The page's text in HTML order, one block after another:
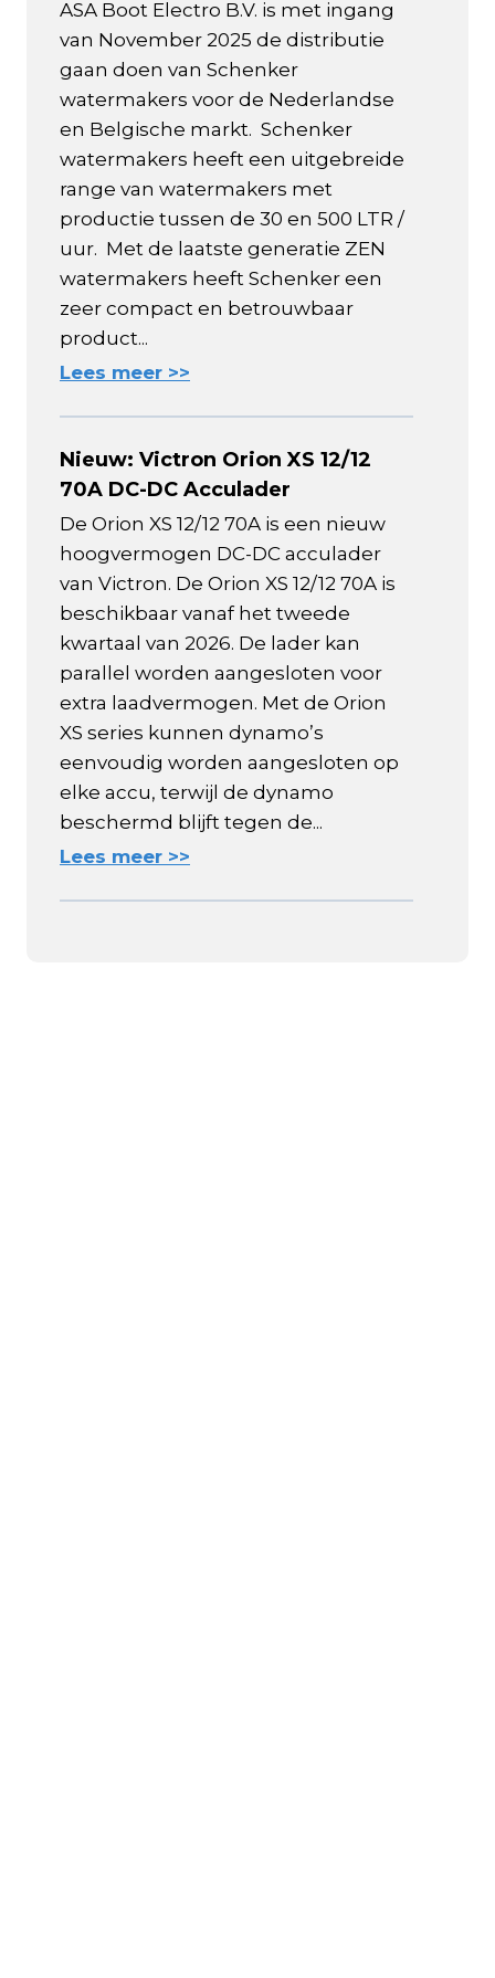
ASA Boot Electro B.V. is met ingang
van November 2025 de distributie
gaan doen van Schenker
watermakers voor de Nederlandse
en Belgische markt. Schenker
watermakers heeft een uitgebreide
range van watermakers met
productie tussen de 30 en 500 LTR /
uur. Met de laatste generatie ZEN
watermakers heeft Schenker een
zeer compact en betrouwbaar
product...
Lees meer >>
Nieuw: Victron Orion XS 12/12
70A DC-DC Acculader
De Orion XS 12/12 70A is een nieuw
hoogvermogen DC-DC acculader
van Victron. De Orion XS 12/12 70A is
beschikbaar vanaf het tweede
kwartaal van 2026. De lader kan
parallel worden aangesloten voor
extra laadvermogen. Met de Orion
XS series kunnen dynamo’s
eenvoudig worden aangesloten op
elke accu, terwijl de dynamo
beschermd blijft tegen de...
Lees meer >>